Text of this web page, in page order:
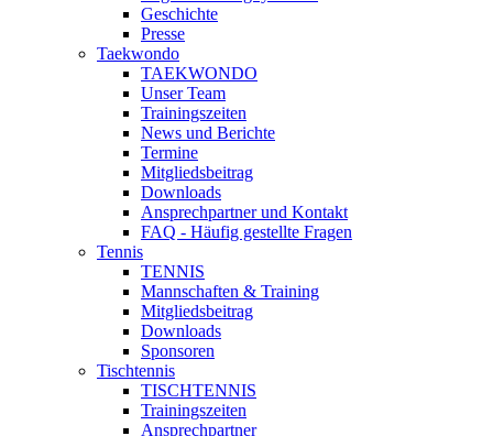
Geschichte
Presse
Taekwondo
TAEKWONDO
Unser Team
Trainingszeiten
News und Berichte
Termine
Mitgliedsbeitrag
Downloads
Ansprechpartner und Kontakt
FAQ - Häufig gestellte Fragen
Tennis
TENNIS
Mannschaften & Training
Mitgliedsbeitrag
Downloads
Sponsoren
Tischtennis
TISCHTENNIS
Trainingszeiten
Ansprechpartner